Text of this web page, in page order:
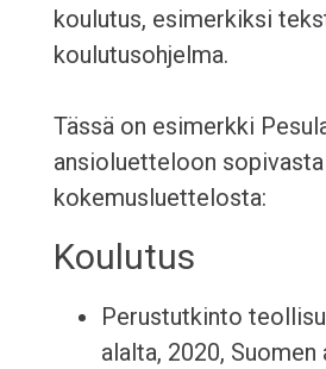
koulutus, esimerkiksi
koulutusohjelma.
Tässä on esimerkki
ansioluetteloon sopivasta
kokemusluettelosta:
Koulutus
Perustutkinto
alalta, 2020,